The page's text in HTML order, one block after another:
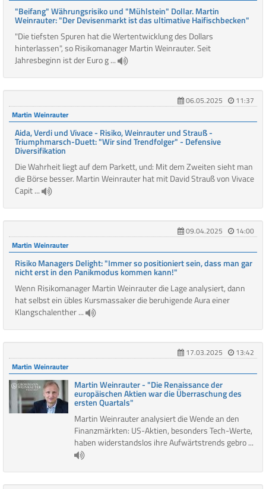
"Beifang" Währungsrisiko und "Mühlstein" Dollar. Martin
Weinrauter: "Der Devisenmarkt ist das ultimative Haifischbecken"
"Die tiefsten Spuren hat die Wertentwicklung des Dollars
hinterlassen", so Risikomanager Martin Weinrauter. Seit
Jahresbeginn ist der Euro g ...
06.05.2025
11:37
Martin Weinrauter
Aida, Verdi und Vivace - Risiko, Weinrauter und Strauß -
Triumphmarsch-Duett: "Wir sind Trendfolger" - Defensive
Diversifikation
Die Wahrheit liegt auf dem Parkett, und: Mit dem Zweiten sieht man
die Börse besser. Martin Weinrauter hat mit David Strauß von Vivace
Capit ...
09.04.2025
14:00
Martin Weinrauter
Risiko Managers Delight: "Immer so positioniert sein, dass man gar
nicht erst in den Panikmodus kommen kann!"
Wenn Risikomanager Martin Weinrauter die Lage analysiert, dann
hat selbst ein übles Kursmassaker die beruhigende Aura einer
Klangschalenther ...
17.03.2025
13:42
Martin Weinrauter
Martin Weinrauter - "Die Renaissance der
europäischen Aktien war die Überraschung des
ersten Quartals"
Martin Weinrauter analysiert die Wende an den
Finanzmärkten: US-Aktien, besonders Tech-Werte,
haben widerstandslos ihre Aufwärtstrends gebro ...